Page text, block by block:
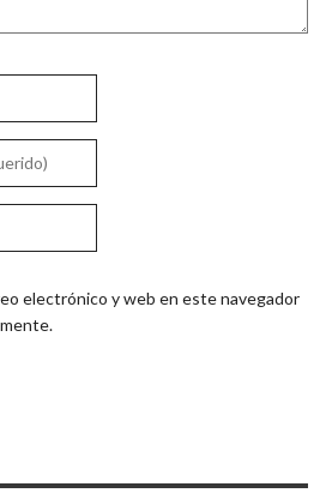
electrónico y web en este navegador